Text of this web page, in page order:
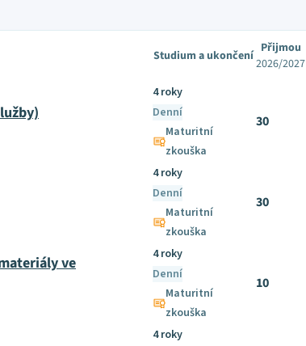
Studium a ukončení Přijmou
2026/2027
4 roky
Denní
Maturitní
zkouška
30
4 roky
Denní
Maturitní
zkouška
30
ve
4 roky
Denní
Maturitní
zkouška
10
4 roky